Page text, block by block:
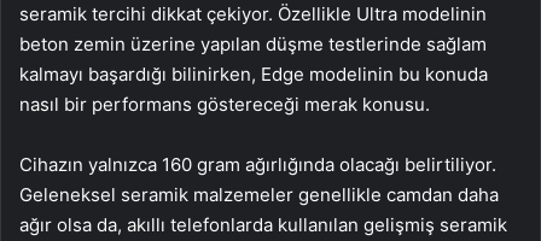
seramik tercihi dikkat çekiyor. Özellikle Ultra modelinin
beton zemin üzerine yapılan düşme testlerinde sağlam
kalmayı başardığı bilinirken, Edge modelinin bu konuda
nasıl bir performans göstereceği merak konusu.
Cihazın yalnızca 160 gram ağırlığında olacağı belirtiliyor.
Geleneksel seramik malzemeler genellikle camdan daha
ağır olsa da, akıllı telefonlarda kullanılan gelişmiş seramik